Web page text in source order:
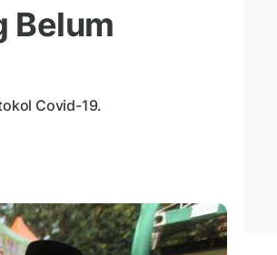
Belum
Covid-19.